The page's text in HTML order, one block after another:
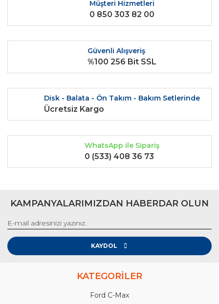
Bu ürüne benzer farklı alternatifler olmalı.
Müşteri Hizmetleri
0 850 303 82 00
Güvenli Alışveriş
%100 256 Bit SSL
Disk - Balata - Ön Takım - Bakım Setlerinde
Ücretsiz Kargo
WhatsApp ile Sipariş
0 (533) 408 36 73
KAMPANYALARIMIZDAN HABERDAR OLUN
KAYDOL
KATEGORİLER
Ford C-Max